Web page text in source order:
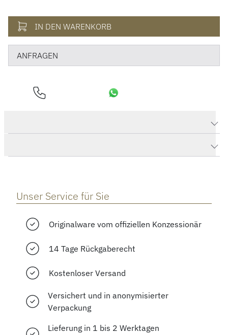
IN DEN WARENKORB
ANFRAGEN
Unser Service für Sie
Originalware vom offiziellen Konzessionär
14 Tage Rückgaberecht
Kostenloser Versand
Versichert und in anonymisierter
Verpackung
Lieferung in 1 bis 2 Werktagen